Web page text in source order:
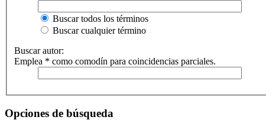
Buscar todos los términos
Buscar cualquier término
Buscar autor:
Emplea * como comodín para coincidencias parciales.
Opciones de búsqueda